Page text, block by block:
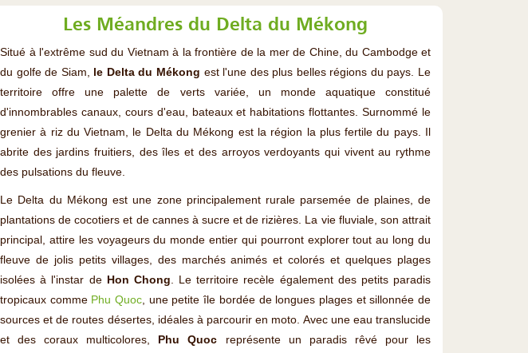
Les Méandres du Delta du Mékong
Situé à l'extrême sud du Vietnam à la frontière de la mer de Chine, du Cambodge et
du golfe de Siam, le Delta du Mékong est l'une des plus belles régions du pays. Le
territoire offre une palette de verts variée, un monde aquatique constitué
d'innombrables canaux, cours d'eau, bateaux et habitations flottantes. Surnommé le
grenier à riz du Vietnam, le Delta du Mékong est la région la plus fertile du pays. Il
abrite des jardins fruitiers, des îles et des arroyos verdoyants qui vivent au rythme
des pulsations du fleuve.
Le Delta du Mékong est une zone principalement rurale parsemée de plaines, de
plantations de cocotiers et de cannes à sucre et de rizières. La vie fluviale, son attrait
principal, attire les voyageurs du monde entier qui pourront explorer tout au long du
fleuve de jolis petits villages, des marchés animés et colorés et quelques plages
isolées à l'instar de Hon Chong. Le territoire recèle également des petits paradis
tropicaux comme Phu Quoc, une petite île bordée de longues plages et sillonnée de
sources et de routes désertes, idéales à parcourir en moto. Avec une eau translucide
et des coraux multicolores,
Phu Quoc représente un paradis rêvé pour les